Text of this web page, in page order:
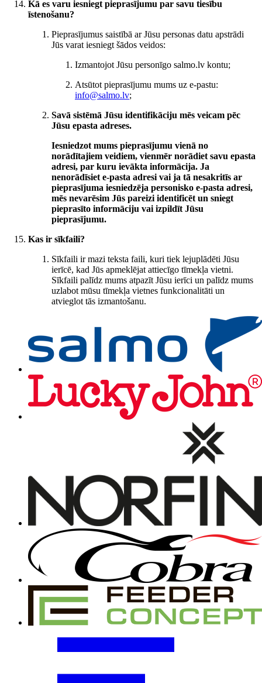
Kā es varu iesniegt pieprasījumu par savu tiesību
īstenošanu?
Pieprasījumus saistībā ar Jūsu personas datu apstrādi
Jūs varat iesniegt šādos veidos:
Izmantojot Jūsu personīgo salmo.lv kontu;
Atsūtot pieprasījumu mums uz e-pastu:
info@salmo.lv;
Savā sistēmā Jūsu identifikāciju mēs veicam pēc
Jūsu epasta adreses.
Iesniedzot mums pieprasījumu vienā no
norādītajiem veidiem, vienmēr norādiet savu epasta
adresi, par kuru ievākta informācija. Ja
nenorādīsiet e-pasta adresi vai ja tā nesakritīs ar
pieprasījuma iesniedzēja personisko e-pasta adresi,
mēs nevarēsim Jūs pareizi identificēt un sniegt
pieprasīto informāciju vai izpildīt Jūsu
pieprasījumu.
Kas ir sīkfaili?
Sīkfaili ir mazi teksta faili, kuri tiek lejuplādēti Jūsu
ierīcē, kad Jūs apmeklējat attiecīgo tīmekļa vietni.
Sīkfaili palīdz mums atpazīt Jūsu ierīci un palīdz mums
uzlabot mūsu tīmekļa vietnes funkcionalitāti un
atvieglot tās izmantošanu.